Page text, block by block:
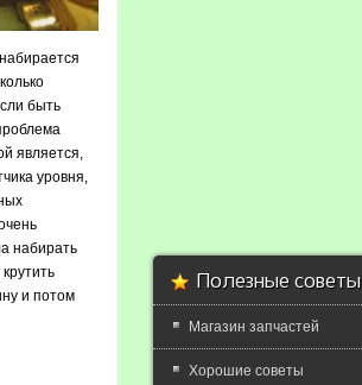
быть
является,
уровня,
набирать
и потом
Полезные советы
Магазин запчастей
Хорошие советы